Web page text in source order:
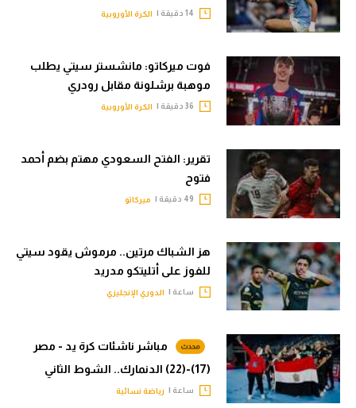
الكرة الأوروبية
فوت ميركاتو: مانشستر سيتي يطلب
موهبة برشلونة مقابل رودري
الكرة الأوروبية
تقرير: الفتح السعودي مهتم بضم أحمد
فتوح
ميركاتو
هز الشباك مرتين.. مرموش يقود سيتي
للفوز على أتليتكو مدريد
ساعة | الدوري الإنجليزي
مباشر ناشئات كرة يد - مصر
(17)-(22) الدنمارك.. الشوط الثاني
ساعة | رياضة نسائية